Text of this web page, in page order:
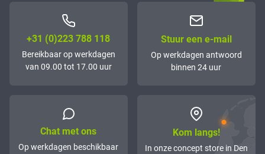
+31 (0)223 788 118
Bereikbaar op werkdagen
van 09.00 tot 17.00 uur
Stuur een e-mail
Op werkdagen antwoord
binnen 24 uur
Chat met ons
Op werkdagen beschikbaar
Kom langs!
In onze concept store in Den